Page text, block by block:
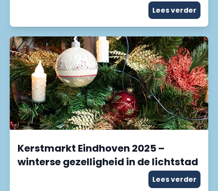
Lees verder
Kerstmarkt Eindhoven 2025 –
winterse gezelligheid in de lichtstad
Lees verder